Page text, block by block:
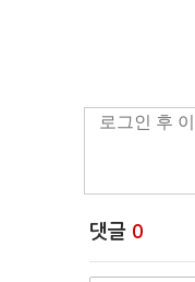
댓글 0